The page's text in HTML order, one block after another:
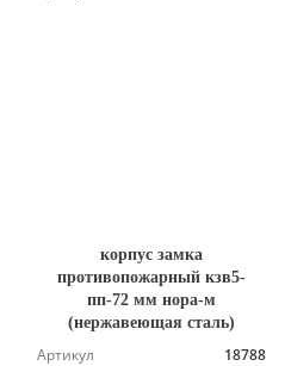
корпус замка
противопожарный кзв5-
пп-72 мм нора-м
(нержавеющая сталь)
Артикул 18788